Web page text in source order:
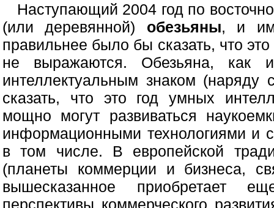
Наступающий 2004 год по
(или деревянной) обезьяны, и
правильнее было бы сказать, что
не выражаются. Обезьяна, как
интеллектуальным знаком
сказать, что это год умных
мощно могут развиваться
информационными технологиями и
в том числе. В европейской
(планеты коммерции и бизнеса,
вышесказанное приобретает
перспективы коммерческого